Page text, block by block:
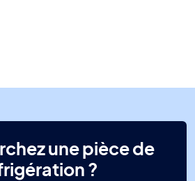
une pièce de
?